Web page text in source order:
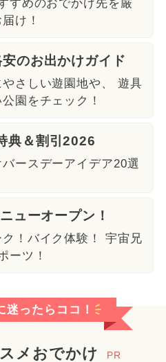
すめのおでかけ先を厳
け！
のお出かけガイド
さしい遊園地や、 遊具
園をチェック！
典＆割引2026
ースデーアイデア20選
ューオープン！
！バイク体験！ 宇宙兄
ーツ！
迷ったらココ！
メおでかけ PR